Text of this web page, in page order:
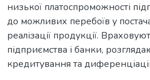
низької платоспроможності
до можливих перебоїв у
реалізації продукції.
підприємства і банки,
кредитування та